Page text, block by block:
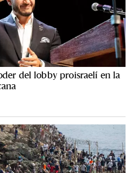
del lobby proisraelí en la